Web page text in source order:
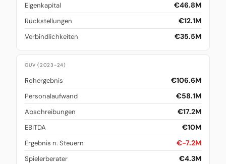
Eigenkapital €46.8M
Rückstellungen €12.1M
Verbindlichkeiten €35.5M
GUV (2023-24)
Rohergebnis €106.6M
Personalaufwand €58.1M
Abschreibungen €17.2M
EBITDA €10M
Ergebnis n. Steuern €-7.2M
Spielerberater €4.3M